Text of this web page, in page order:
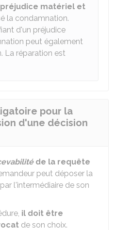
matériel et
la condamnation.
d'un préjudice
peut également
La réparation est
pour la
d'une décision
de la requête
peut déposer la
l'intermédiaire de son
il doit être
de son choix.